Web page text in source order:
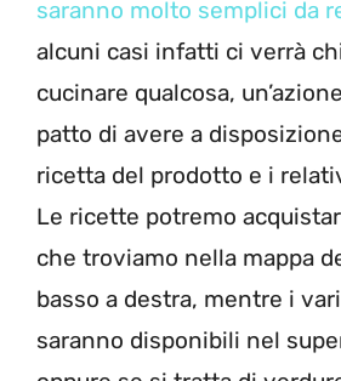
saranno molto semplici da
alcuni casi infatti ci verrà
cucinare qualcosa,
patto di avere a
ricetta del prodotto e i
Le ricette potremo
che troviamo nella mappa
basso a destra, mentre i
saranno disponibili nel